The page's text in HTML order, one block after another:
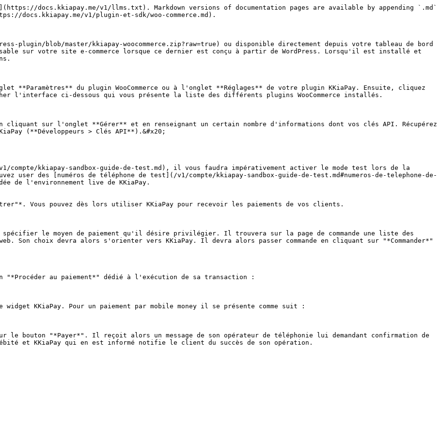
docs.kkiapay.me/v1/llms.txt). Markdown versions of documentation pages are available by appending `.md`
docs.kkiapay.me/v1/plugin-et-sdk/woo-commerce.md).
plugin/blob/master/kkiapay-woocommerce.zip?raw=true) ou disponible directement depuis votre tableau de bord
sur votre site e-commerce lorsque ce dernier est conçu à partir de WordPress. Lorsqu'il est installé et
**Paramètres** du plugin WooCommerce ou à l'onglet **Réglages** de votre plugin KKiaPay. Ensuite, cliquez
l'interface ci-dessous qui vous présente la liste des différents plugins WooCommerce installés.
cliquant sur l'onglet **Gérer** et en renseignant un certain nombre d'informations dont vos clés API. Récupérez
(**Développeurs > Clés API**).&#x20;
compte/kkiapay-sandbox-guide-de-test.md), il vous faudra impérativement activer le mode test lors de la
user des [numéros de téléphone de test](/v1/compte/kkiapay-sandbox-guide-de-test.md#numeros-de-telephone-de-
de l'environnement live de KKiaPay.
Vous pouvez dès lors utiliser KKiaPay pour recevoir les paiements de vos clients.
le moyen de paiement qu'il désire privilégier. Il trouvera sur la page de commande une liste des
Son choix devra alors s'orienter vers KKiaPay. Il devra alors passer commande en cliquant sur "*Commander*"
"*Procéder au paiement*" dédié à l'exécution de sa transaction :
KKiaPay. Pour un paiement par mobile money il se présente comme suit :
bouton "*Payer*". Il reçoit alors un message de son opérateur de téléphonie lui demandant confirmation de
et KKiaPay qui en est informé notifie le client du succès de son opération.